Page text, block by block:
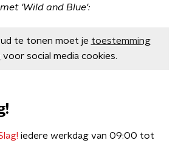
'Wild and Blue':
te tonen moet je toestemming
voor social media cookies.
iedere werkdag van 09:00 tot